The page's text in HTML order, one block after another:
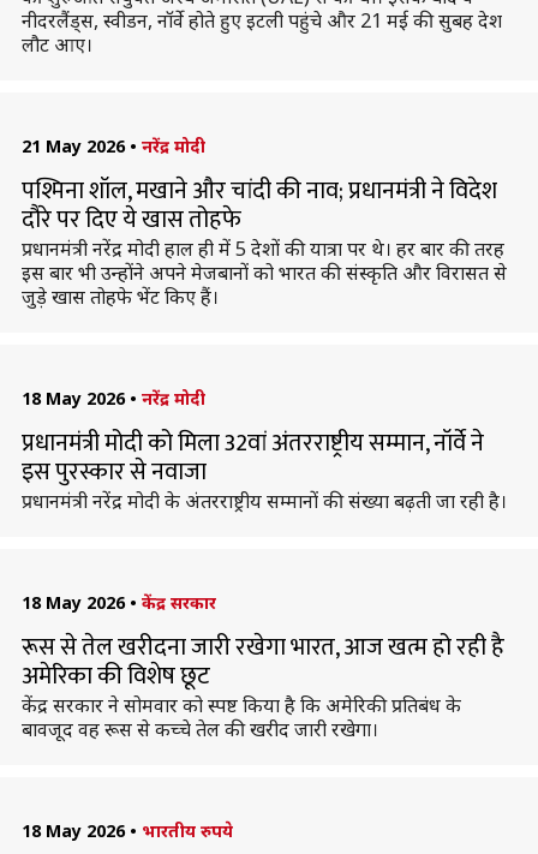
नीदरलैंड्स, स्वीडन, नॉर्वे होते हुए इटली पहुंचे और 21 मई की सुबह देश
लौट आए।
21 May 2026 • नरेंद्र मोदी
पश्मिना शॉल, मखाने और चांदी की नाव; प्रधानमंत्री ने विदेश
दौरे पर दिए ये खास तोहफे
प्रधानमंत्री नरेंद्र मोदी हाल ही में 5 देशों की यात्रा पर थे। हर बार की तरह
इस बार भी उन्होंने अपने मेजबानों को भारत की संस्कृति और विरासत से
जुड़े खास तोहफे भेंट किए हैं।
18 May 2026 • नरेंद्र मोदी
प्रधानमंत्री मोदी को मिला 32वां अंतरराष्ट्रीय सम्मान, नॉर्वे ने
इस पुरस्कार से नवाजा
प्रधानमंत्री नरेंद्र मोदी के अंतरराष्ट्रीय सम्मानों की संख्या बढ़ती जा रही है।
18 May 2026 • केंद्र सरकार
रूस से तेल खरीदना जारी रखेगा भारत, आज खत्म हो रही है
अमेरिका की विशेष छूट
केंद्र सरकार ने सोमवार को स्पष्ट किया है कि अमेरिकी प्रतिबंध के
बावजूद वह रूस से कच्चे तेल की खरीद जारी रखेगा।
18 May 2026 • भारतीय रुपये